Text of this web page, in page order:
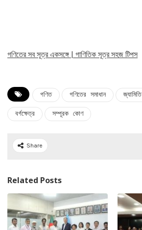
গণিতের সব সূত্র একসঙ্গে | গাণিতিক সূত্র সহজ টিপস
গণিত গণিতের সমাধান জ্যামিতি
বর্গক্ষেত্র সম্পূরক কোণ
Share
Related Posts